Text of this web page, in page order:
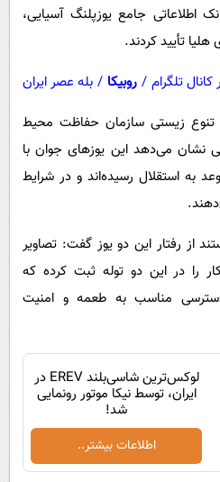
اجتماعی
وحش
خارجی
اطلاعاتی جامع یوزپلنگ آسیایی،
تأیید کردند.
تلگرام / روبیکا / بله عصر ایران
زیستی سازمان حفاظت محیط
نشان می‌دهد این یوزهای جوان با
از موعد به استقلال رسیده‌اند و در شرایط
از رفتار این دو یوز گفت: تصاویر
را در این دو توله ثبت کرده که
مناسب به طعمه و امنیت
لوکس‌ترین شاسی‌بلند EREV در
ایران، توسط نیکا موتور رونمایی
شد!
اطلاعات بیشتر..